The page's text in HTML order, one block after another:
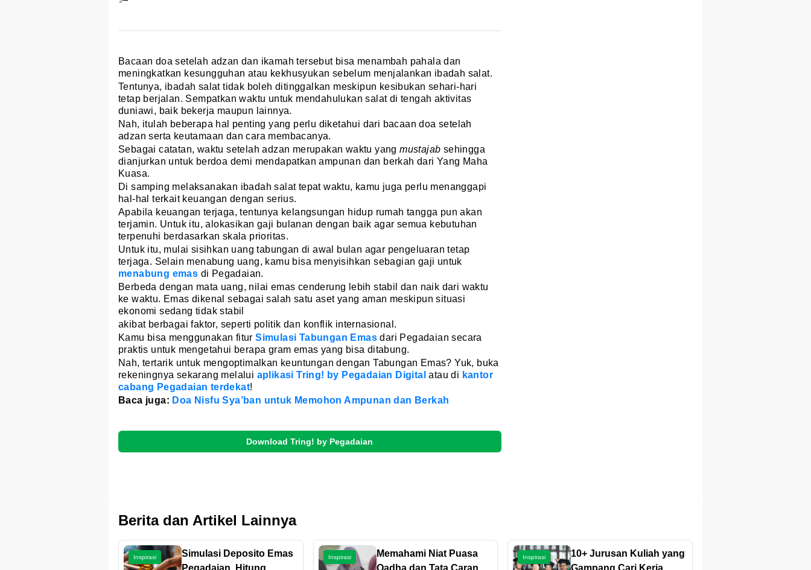
Bacaan doa setelah adzan dan ikamah tersebut bisa menambah pahala dan
meningkatkan kesungguhan atau kekhusyukan sebelum menjalankan ibadah salat.
Tentunya, ibadah salat tidak boleh ditinggalkan meskipun kesibukan sehari-hari
tetap berjalan. Sempatkan waktu untuk mendahulukan salat di tengah aktivitas
duniawi, baik bekerja maupun lainnya.
Nah, itulah beberapa hal penting yang perlu diketahui dari bacaan doa setelah
adzan serta keutamaan dan cara membacanya.
Sebagai catatan, waktu setelah adzan merupakan waktu yangmustajab sehingga
dianjurkan untuk berdoa demi mendapatkan ampunan dan berkah dari Yang Maha
Kuasa.
Di samping melaksanakan ibadah salat tepat waktu, kamu juga perlu menanggapi
hal-hal terkait keuangan dengan serius.
Apabila keuangan terjaga, tentunya kelangsungan hidup rumah tangga pun akan
terjamin. Untuk itu, alokasikan gaji bulanan dengan baik agar semua kebutuhan
terpenuhi berdasarkan skala prioritas.
Untuk itu, mulai sisihkan uang tabungan di awal bulan agar pengeluaran tetap
terjaga. Selain menabung uang, kamu bisa menyisihkan sebagian gaji untuk
menabung emas di Pegadaian.
Berbeda dengan mata uang, nilai emas cenderung lebih stabil dan naik dari waktu
ke waktu. Emas dikenal sebagai salah satu aset yang aman meskipun situasi
ekonomi sedang tidak stabil
akibat berbagai faktor, seperti politik dan konflik internasional.
Kamu bisa menggunakan fiturSimulasi Tabungan Emas dari Pegadaian secara
praktis untuk mengetahui berapa gram emas yang bisa ditabung.
Nah, tertarik untuk mengoptimalkan keuntungan dengan Tabungan Emas? Yuk, buka
rekeningnya sekarang melalui aplikasi Tring! by Pegadaian Digital atau di kantor
cabang Pegadaian terdekat!
Baca juga: Doa Nisfu Sya’ban untuk Memohon Ampunan dan Berkah
Download Tring! by Pegadaian
Berita dan Artikel Lainnya
Inspirasi
Simulasi Deposito Emas
Pegadaian, Hitung
Inspirasi
Memahami Niat Puasa
Qadha dan Tata Caranya
Inspirasi
10+ Jurusan Kuliah yang
Gampang Cari Kerja